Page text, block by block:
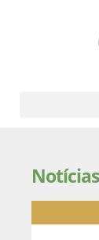
Notícias